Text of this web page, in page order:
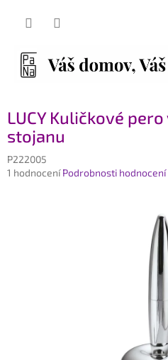
LUCY Kuličkové
stojanu
P222005
Průměrné
1 hodnocení Podrobnosti hodnocení